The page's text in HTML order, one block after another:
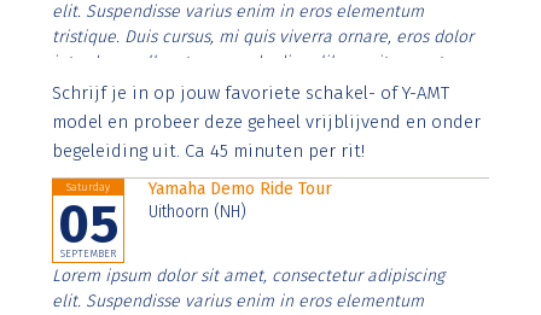
elit. Suspendisse varius enim in eros elementum
tristique. Duis cursus, mi quis viverra ornare, eros dolor
interdum nulla, ut commodo diam libero vitae erat.
Aenean faucibus nibh et justo cursus id rutrum lorem
imperdiet. Nunc ut sem vitae risus tristique posuere.
Schrijf je in op jouw favoriete schakel- of Y-AMT
model en probeer deze geheel vrijblijvend en onder
begeleiding uit. Ca 45 minuten per rit!
Saturday
05
SEPTEMBER
Yamaha Demo Ride Tour
Uithoorn (NH)
Lorem ipsum dolor sit amet, consectetur adipiscing
elit. Suspendisse varius enim in eros elementum